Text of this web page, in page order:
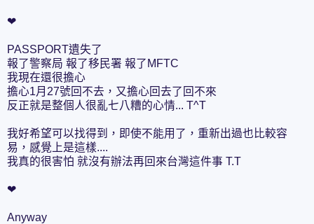
❤
PASSPORT遺失了
報了警察局 報了移民署 報了MFTC
我現在還很擔心
擔心1月27號回不去，又擔心回去了回不來
反正就是整個人很亂七八糟的心情... T^T
我好希望可以找得到，即使不能用了，重新出過也比較容
易，感覺上是這樣....
我真的很害怕 就沒有辦法再回來台灣這件事 T.T
❤
Anyway